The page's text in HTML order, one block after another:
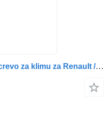
Conductă AC 7484538613 crevo za klimu za Renault / 84538613 kamiona